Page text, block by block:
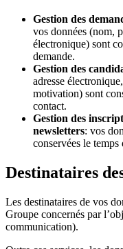
Gestion des
vos données (nom,
électronique) sont
demande.
Gestion des
adresse
motivation) sont
contact.
Gestion des
newsletters: vos
conservées le temps
Destinataires
Les destinataires de vos
Groupe concernés par
communication).